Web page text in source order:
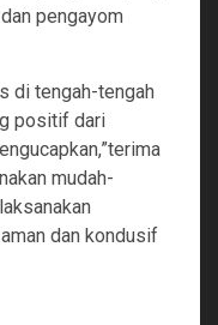
pengayom
di tengah-tengah
positif dari
mudah-
dan kondusif